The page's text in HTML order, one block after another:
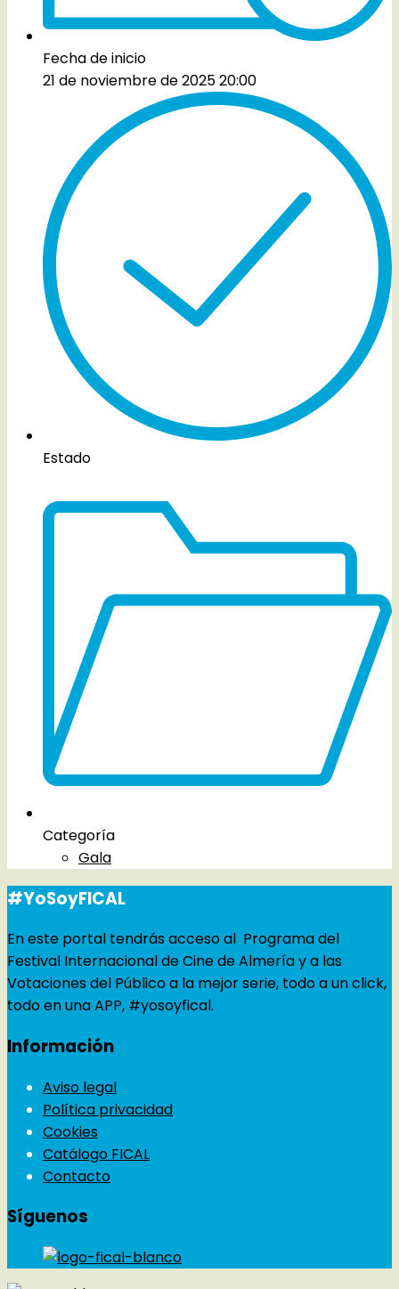
Fecha de inicio
21 de noviembre de 2025 20:00
Estado
Categoría
Gala
#YoSoyFICAL
En este portal tendrás acceso al Programa del
Festival Internacional de Cine de Almería y a las
Votaciones del Público a la mejor serie, todo a un click,
todo en una APP, #yosoyfical.
Información
Aviso legal
Política privacidad
Cookies
Catálogo FICAL
Contacto
Síguenos